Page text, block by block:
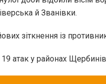
й Званівки.
зіткнення із
атак у районах